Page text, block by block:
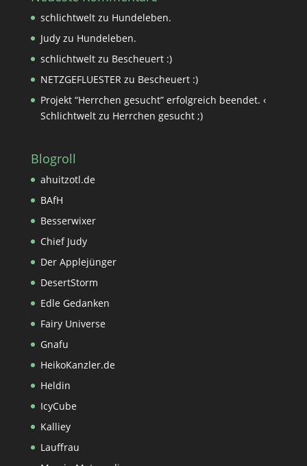
schlichtweltzu Hundeleben.
Judyzu Hundeleben.
schlichtweltzu Bescheuert :)
NETZGEFLUESTERzu Bescheuert :)
Projekt “Herrchen gesucht” erfolgreich beendet. ‹
Schlichtweltzu Herrchen gesucht ;)
Blogroll
ahuitzotl.de
BAfH
Besserwixer
Chief Judy
Der Applejünger
DesertStorm
Edle Gedanken
Fairy Universe
Gnafu
HeikoKanzler.de
Heldin
IcyCube
Kalliey
Lauffrau